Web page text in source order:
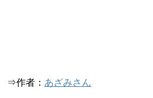
⇒作者： あざみさん